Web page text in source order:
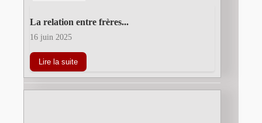
La relation entre frères...
16 juin 2025
Lire la suite